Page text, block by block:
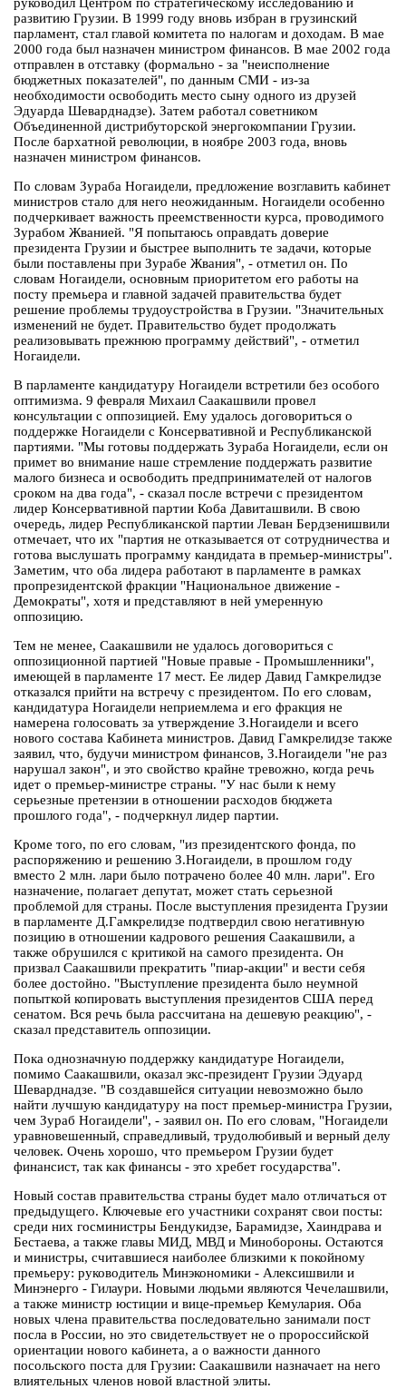
развитию Грузии. В 1999 году вновь избран в грузинский
парламент, стал главой комитета по налогам и доходам. В мае
2000 года был назначен министром финансов. В мае 2002 года
отправлен в отставку (формально - за "неисполнение
бюджетных показателей", по данным СМИ - из-за
необходимости освободить место сыну одного из друзей
Эдуарда Шеварднадзе). Затем работал советником
Объединенной дистрибуторской энергокомпании Грузии.
После бархатной революции, в ноябре 2003 года, вновь
назначен министром финансов.
По словам Зураба Ногаидели, предложение возглавить кабинет
министров стало для него неожиданным. Ногаидели особенно
подчеркивает важность преемственности курса, проводимого
Зурабом Жванией. "Я попытаюсь оправдать доверие
президента Грузии и быстрее выполнить те задачи, которые
были поставлены при Зурабе Жвания", - отметил он. По
словам Ногаидели, основным приоритетом его работы на
посту премьера и главной задачей правительства будет
решение проблемы трудоустройства в Грузии. "Значительных
изменений не будет. Правительство будет продолжать
реализовывать прежнюю программу действий", - отметил
Ногаидели.
В парламенте кандидатуру Ногаидели встретили без особого
оптимизма. 9 февраля Михаил Саакашвили провел
консультации с оппозицией. Ему удалось договориться о
поддержке Ногаидели с Консервативной и Республиканской
партиями. "Мы готовы поддержать Зураба Ногаидели, если он
примет во внимание наше стремление поддержать развитие
малого бизнеса и освободить предпринимателей от налогов
сроком на два года", - сказал после встречи с президентом
лидер Консервативной партии Коба Давиташвили. В свою
очередь, лидер Республиканской партии Леван Бердзенишвили
отмечает, что их "партия не отказывается от сотрудничества и
готова выслушать программу кандидата в премьер-министры".
Заметим, что оба лидера работают в парламенте в рамках
пропрезидентской фракции "Национальное движение -
Демократы", хотя и представляют в ней умеренную
оппозицию.
Тем не менее, Саакашвили не удалось договориться с
оппозиционной партией "Новые правые - Промышленники",
имеющей в парламенте 17 мест. Ее лидер Давид Гамкрелидзе
отказался прийти на встречу с президентом. По его словам,
кандидатура Ногаидели неприемлема и его фракция не
намерена голосовать за утверждение З.Ногаидели и всего
нового состава Кабинета министров. Давид Гамкрелидзе также
заявил, что, будучи министром финансов, З.Ногаидели "не раз
нарушал закон", и это свойство крайне тревожно, когда речь
идет о премьер-министре страны. "У нас были к нему
серьезные претензии в отношении расходов бюджета
прошлого года", - подчеркнул лидер партии.
Кроме того, по его словам, "из президентского фонда, по
распоряжению и решению З.Ногаидели, в прошлом году
вместо 2 млн. лари было потрачено более 40 млн. лари". Его
назначение, полагает депутат, может стать серьезной
проблемой для страны. После выступления президента Грузии
в парламенте Д.Гамкрелидзе подтвердил свою негативную
позицию в отношении кадрового решения Саакашвили, а
также обрушился с критикой на самого президента. Он
призвал Саакашвили прекратить "пиар-акции" и вести себя
более достойно. "Выступление президента было неумной
попыткой копировать выступления президентов США перед
сенатом. Вся речь была рассчитана на дешевую реакцию", -
сказал представитель оппозиции.
Пока однозначную поддержку кандидатуре Ногаидели,
помимо Саакашвили, оказал экс-президент Грузии Эдуард
Шеварднадзе. "В создавшейся ситуации невозможно было
найти лучшую кандидатуру на пост премьер-министра Грузии,
чем Зураб Ногаидели", - заявил он. По его словам, "Ногаидели
уравновешенный, справедливый, трудолюбивый и верный делу
человек. Очень хорошо, что премьером Грузии будет
финансист, так как финансы - это хребет государства".
Новый состав правительства страны будет мало отличаться от
предыдущего. Ключевые его участники сохранят свои посты:
среди них госминистры Бендукидзе, Барамидзе, Хаиндрава и
Бестаева, а также главы МИД, МВД и Минобороны. Остаются
и министры, считавшиеся наиболее близкими к покойному
премьеру: руководитель Минэкономики - Алексишвили и
Минэнерго - Гилаури. Новыми людьми являются Чечелашвили,
а также министр юстиции и вице-премьер Кемулария. Оба
новых члена правительства последовательно занимали пост
посла в России, но это свидетельствует не о пророссийской
ориентации нового кабинета, а о важности данного
посольского поста для Грузии: Саакашвили назначает на него
влиятельных членов новой властной элиты.